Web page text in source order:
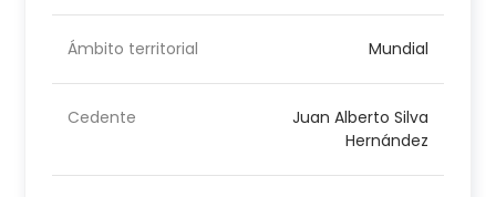
Ámbito territorial Mundial
Cedente
Juan Alberto Silva
Hernández